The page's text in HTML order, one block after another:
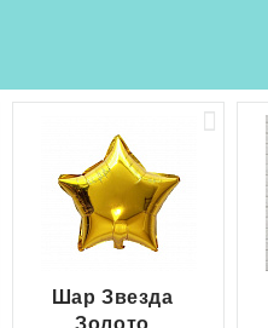
Шар Звезда
Золото